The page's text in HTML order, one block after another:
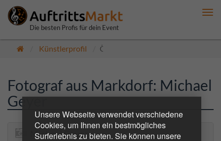
Unsere Webseite verwendet verschiedene
Cookies, um Ihnen ein bestmögliches
Surferlebnis zu bieten. Sie können unsere
Die besten Profis für dein Event
Künstlerprofil Öffentlich
Fotograf aus Markdorf: Michael
Geyer
Michael Geyer